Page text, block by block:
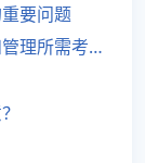
要问题
关注中小企业网站建设，深圳网站设计和管理所需考虑的重要问题